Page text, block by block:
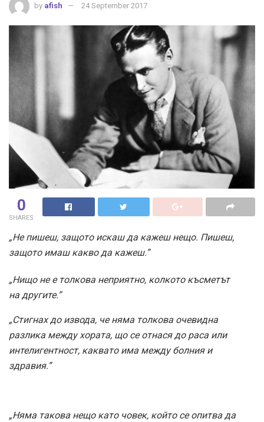
by afish 24 September 2017
0
SHARES
„Не пишеш, защото искаш да кажеш нещо. Пишеш,
защото имаш какво да кажеш.”
„Нищо не е толкова неприятно, колкото късметът
на другите.”
„Стигнах до извода, че няма толкова очевидна
разлика между хората, що се отнася до раса или
интелигентност, каквато има между болния и
здравия.”
„Няма такова нещо като човек, който се опитва да